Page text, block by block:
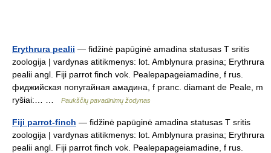
Erythrura pealii — fidžinė papūginė amadina statusas T sritis
zoologija | vardynas atitikmenys: lot. Amblynura prasina; Erythrura
pealii angl. Fiji parrot finch vok. Pealepapageiamadine, f rus.
фиджийская попугайная амадина, f pranc. diamant de Peale, m
ryšiai:… …
Paukščių pavadinimų žodynas
Fiji parrot-finch — fidžinė papūginė amadina statusas T sritis
zoologija | vardynas atitikmenys: lot. Amblynura prasina; Erythrura
pealii angl. Fiji parrot finch vok. Pealepapageiamadine, f rus.